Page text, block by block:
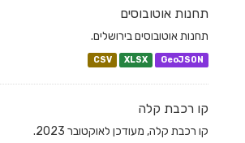
תחנות אוטובוסים
תחנות אוטובוסים בירושלים.
CSV XLSX GeoJSON
קו רכבת קלה
קו רכבת קלה, מעודכן לאוקטובר 2023.